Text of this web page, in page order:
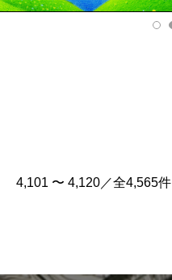
v
4,101 〜 4,120／全4,565件